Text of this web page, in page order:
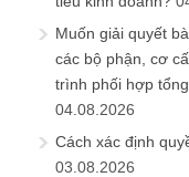
Muốn giải quyết
các bộ phận, cơ
trình phối hợp
04.08.2026
Cách xác định
03.08.2026